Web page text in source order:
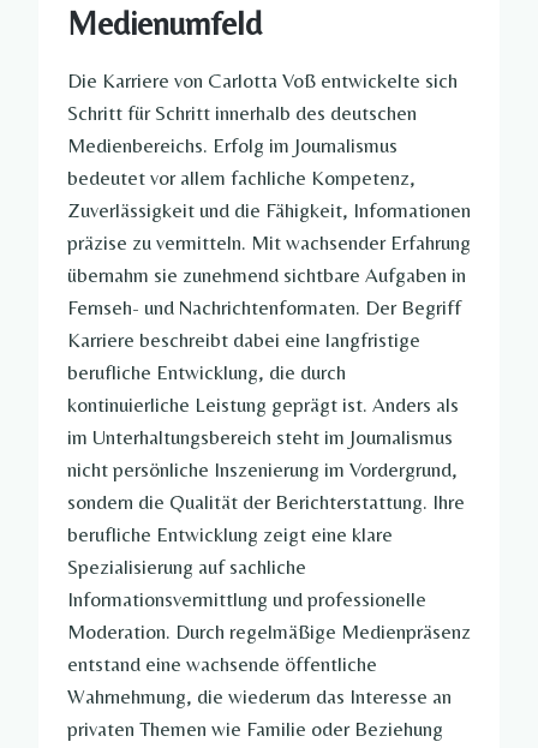
Medienumfeld
Die Karriere von Carlotta Voß entwickelte sich
Schritt für Schritt innerhalb des deutschen
Medienbereichs. Erfolg im Journalismus
bedeutet vor allem fachliche Kompetenz,
Zuverlässigkeit und die Fähigkeit, Informationen
präzise zu vermitteln. Mit wachsender Erfahrung
übernahm sie zunehmend sichtbare Aufgaben in
Fernseh- und Nachrichtenformaten. Der Begriff
Karriere beschreibt dabei eine langfristige
berufliche Entwicklung, die durch
kontinuierliche Leistung geprägt ist. Anders als
im Unterhaltungsbereich steht im Journalismus
nicht persönliche Inszenierung im Vordergrund,
sondern die Qualität der Berichterstattung. Ihre
berufliche Entwicklung zeigt eine klare
Spezialisierung auf sachliche
Informationsvermittlung und professionelle
Moderation. Durch regelmäßige Medienpräsenz
entstand eine wachsende öffentliche
Wahrnehmung, die wiederum das Interesse an
privaten Themen wie Familie oder Beziehung